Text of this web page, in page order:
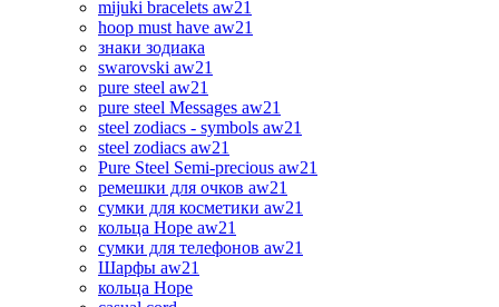
mijuki bracelets aw21
hoop must have aw21
знаки зодиака
swarovski aw21
pure steel aw21
pure steel Messages aw21
steel zodiacs - symbols aw21
steel zodiacs aw21
Pure Steel Semi-precious aw21
ремешки для очков aw21
сумки для косметики aw21
кольца Hope aw21
сумки для телефонов aw21
Шарфы aw21
кольца Hope